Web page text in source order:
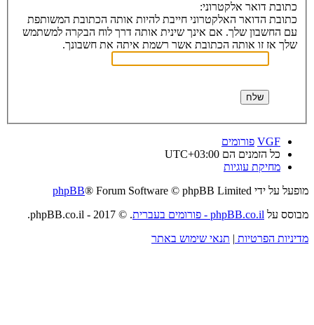
כתובת דואר אלקטרוני:
כתובת הדואר האלקטרוני חייבת להיות אותה הכתובת המשותפת
עם החשבון שלך. אם אינך שינית אותה דרך לוח הבקרה למשתמש
שלך אז זו אותה הכתובת אשר רשמת איתה את חשבונך.
VGF פורומים
כל הזמנים הם UTC+03:00
מחיקת עוגיות
מופעל על ידי
phpBB® Forum Software © phpBB Limited
מבוסס על phpBB.co.il - פורומים בעברית
. © 2017 - phpBB.co.il.
מדיניות הפרטיות | תנאי שימוש באתר